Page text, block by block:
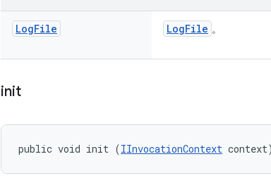
LogFile LogFile 。
init
public void init (IInvocationContext context)